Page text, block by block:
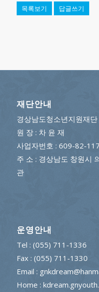
목록보기 답글쓰기
재단안내
경상남도청소년지원재단
원 장 : 차 윤 재
사업자번호 : 609-82-
주 소 : 경상남도 창원시
관
운영안내
Tel : (055) 711-1336
Fax : (055) 711-1330
Email :
Home :